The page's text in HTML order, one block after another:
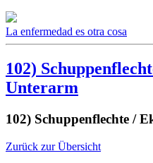
La enfermedad es otra cosa
102)
Unterarm
102) Schuppenflechte /
Zurück zur Übersicht